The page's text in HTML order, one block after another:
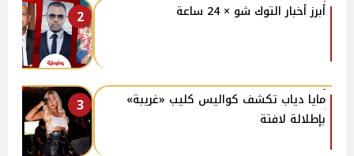
2 أبرز أخبار التوك شو × 24 ساعة
3
مايا دياب تكشف كواليس كليب «غريبة»
بإطلالة لافتة